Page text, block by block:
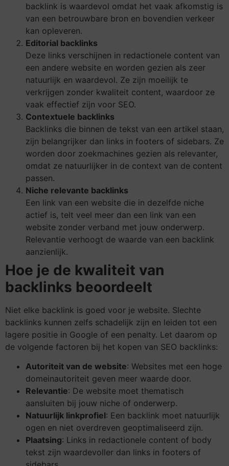
backlink is waardevol omdat het vaak afkomstig is
van een betrouwbare bron en bovendien verkeer
kan opleveren.
Editorial backlinks
Deze links verschijnen in redactionele content van
een andere website en worden gezien als zeer
natuurlijk en waardevol. Ze zijn moeilijk te
verkrijgen zonder kwaliteit content, waardoor ze
vaak effectief zijn voor SEO.
Contextuele backlinks
Backlinks die binnen de tekst van een artikel staan,
zijn belangrijker dan links in footers of sidebars. Ze
worden door zoekmachines gezien als relevanter,
omdat ze natuurlijker in de context van de content
passen.
Niche relevante backlinks
Een link van een website die in dezelfde niche
actief is, telt veel meer dan een link van een
website zonder verband met jouw onderwerp.
Relevantie verhoogt de waarde van een backlink
aanzienlijk.
Hoe je de kwaliteit van
backlinks beoordeelt
Niet elke backlink is goed voor je website. Slechte
backlinks kunnen zelfs schadelijk zijn en leiden tot een
lagere positie in Google of een penalty. Let daarom op
de volgende factoren bij het kopen van SEO backlinks:
Autoriteit van de website: Websites met een hoge
domeinautoriteit geven meer waarde door.
Relevantie: De website moet thematisch
aansluiten bij jouw niche of onderwerp.
Natuurlijk linkprofiel: Een backlink moet natuurlijk
ogen en niet overdreven geoptimaliseerd zijn.
Plaatsing: Links in redactionele content of body
tekst zijn waardevoller dan links in footers of